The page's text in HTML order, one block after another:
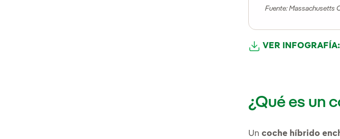
Fuente: Massachusetts
VER
¿Qué es un
Uncoche híbrido